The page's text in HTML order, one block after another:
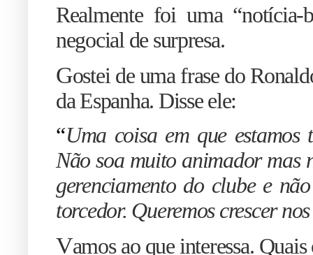
Realmente foi uma
negocial de surpresa.
Gostei de uma frase do
da Espanha. Disse ele:
“Uma coisa em que
Não soa muito animador mas
gerenciamento do clube e
torcedor. Queremos crescer
Vamos ao que interessa.